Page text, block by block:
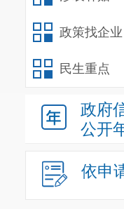
政策找企业
民生重点
政府
公开
依申